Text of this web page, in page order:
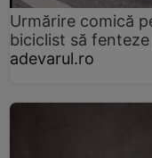
Urmărire comică
biciclist să
adevarul.ro